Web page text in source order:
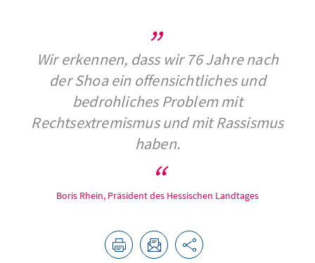
Wir erkennen, dass wir 76 Jahre nach
der Shoa ein offensichtliches und
bedrohliches Problem mit
Rechtsextremismus und mit Rassismus
haben.
Boris Rhein, Präsident des Hessischen Landtages